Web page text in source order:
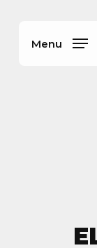
Menu